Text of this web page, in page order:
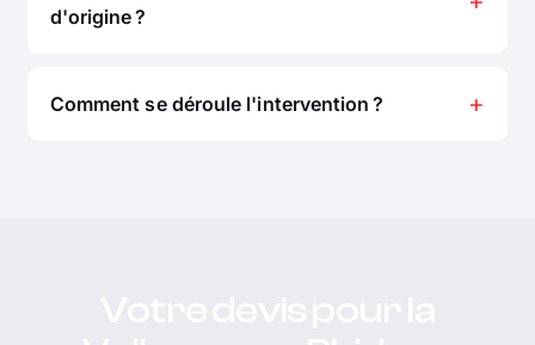
d'origine ?
Comment se déroule l'intervention ?